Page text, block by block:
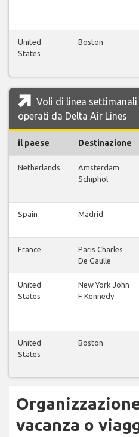
United
States
Boston
Voli di linea
operati da Delta Air Lines
il paese Destinazione
Netherlands
Amsterdam
Schiphol
Spain Madrid
France
Paris Charles
De Gaulle
United
States
New York John
F Kennedy
United
States
Boston
vacanza o